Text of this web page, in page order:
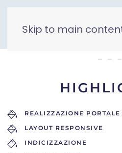
Skip to main
REALIZZAZIONE PORTALE
LAYOUT RESPONSIVE
INDICIZZAZIONE